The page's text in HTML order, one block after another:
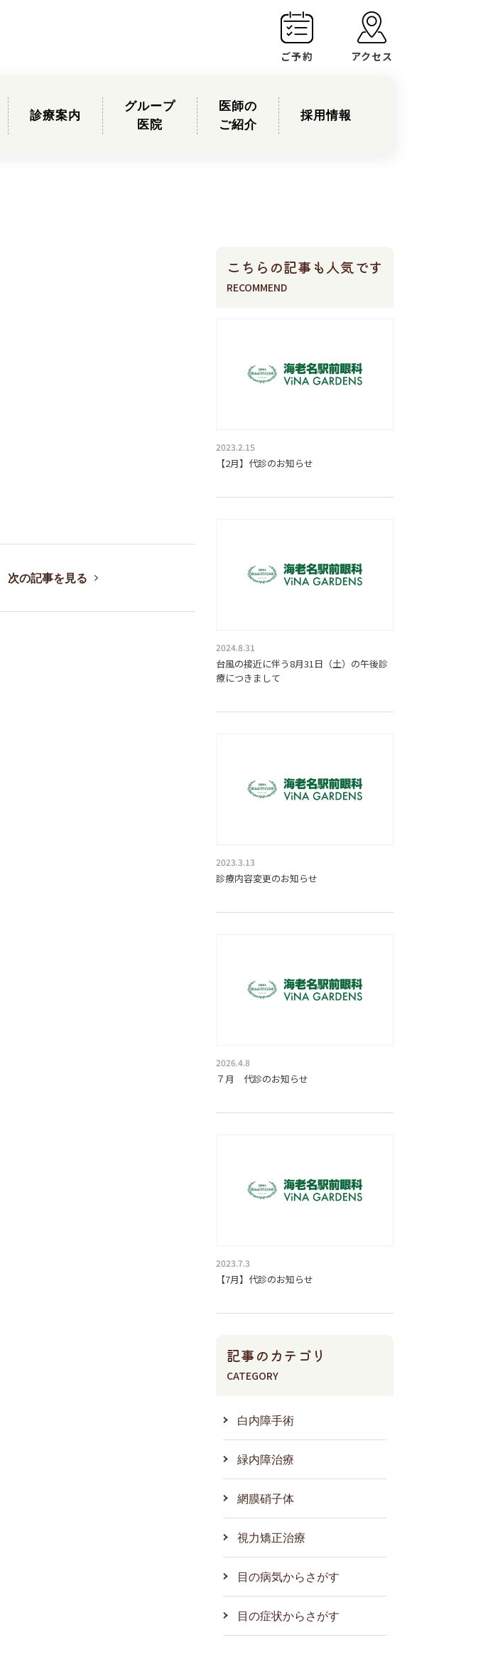
ご予約 アクセス
診療案内
グループ
医院
医師の
ご紹介
採用情報
次の記事を見る
こちらの記事も人気です
RECOMMEND
2023.2.15
【2月】代診のお知らせ
2024.8.31
台風の接近に伴う8月31日（土）の午後診
療につきまして
2023.3.13
診療内容変更のお知らせ
2026.4.8
７月 代診のお知らせ
2023.7.3
【7月】代診のお知らせ
記事のカテゴリ
CATEGORY
白内障手術
緑内障治療
網膜硝子体
視力矯正治療
目の病気からさがす
目の症状からさがす